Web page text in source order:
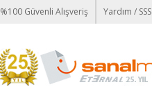
%100 Güvenli Alışveriş Yardım / SSS